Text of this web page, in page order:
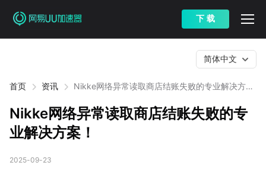
下 载
首页 资讯
Nikke网络异常读取商店结账失败的专业解决方
简体中文
Nikke网络异常读取商店结账失败的专
业解决方案！
2025-09-23